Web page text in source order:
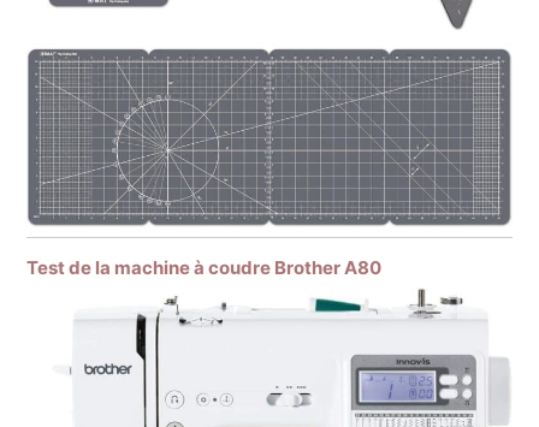
Test de la machine à coudre Brother A80